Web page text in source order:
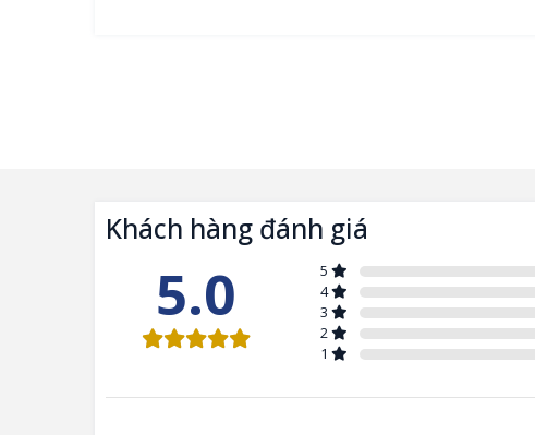
Khách hàng đánh giá
5.0 5
4
3
2
1